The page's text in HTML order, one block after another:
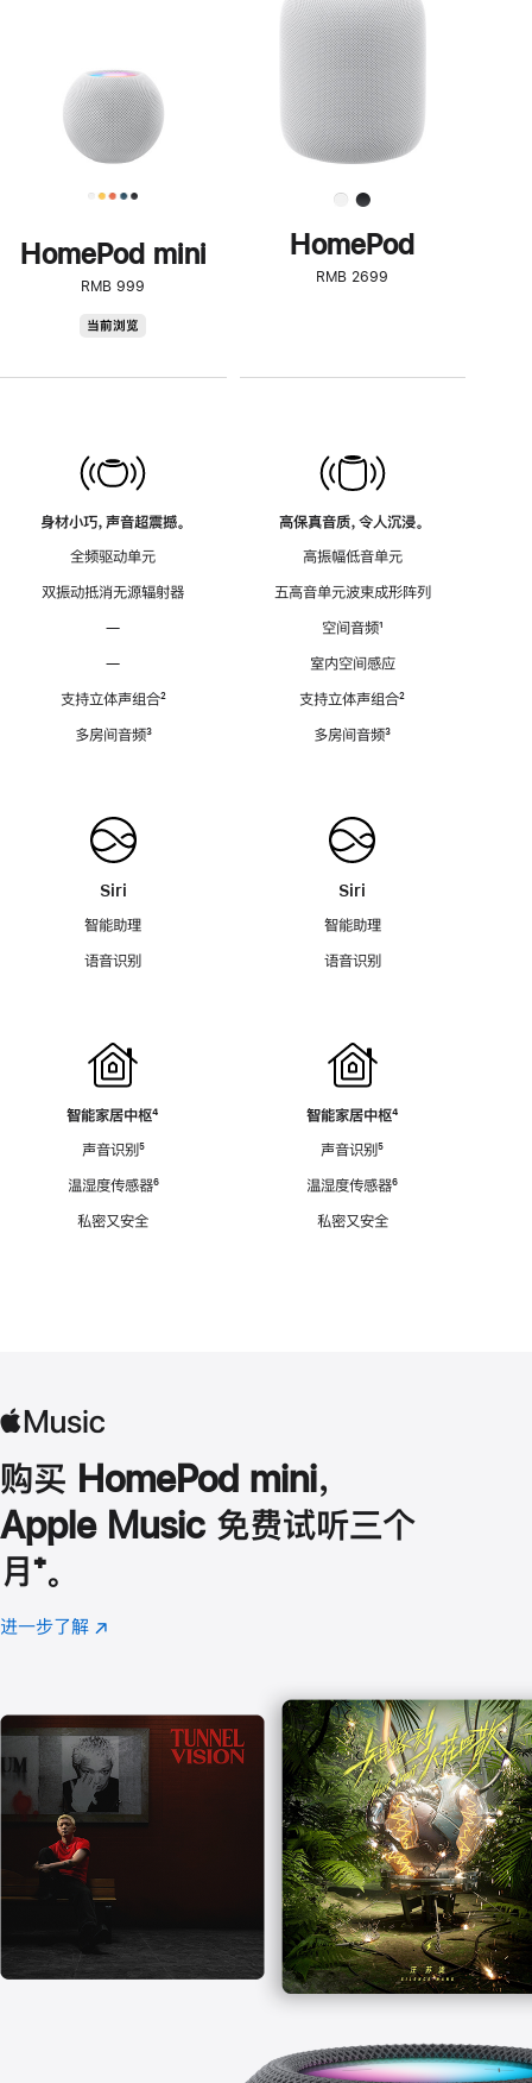
HomePod mini
RMB 999
当前浏览
身材小巧，声音超震撼。
全频驱动单元
双振动抵消无源辐射器
—
—
支持立体声组合脚
²
多房间音频脚
³
Siri
智能助理
语音识别
智能家居中枢脚
⁴
声音识别脚
⁵
温湿度传感器脚
⁶
私密又安全
了
解
HomePod<
HomePod
RMB 2699
高保真音质，令人沉浸。
高振幅低音单元
五高音单元波束成形阵列
空间音频脚
¹
室内空间感应
支持立体声组合脚
²
多房间音频脚
³
Siri
智能助理
语音识别
智能家居中枢脚
⁴
声音识别脚
⁵
温湿度传感器脚
⁶
私密又安全
购买 HomePod mini，
Apple Music 免费试听三个
月 脚
注
⁺。
进一步了解 Apple
(在
口
中
打
开)